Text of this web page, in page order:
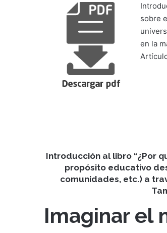
sobre
en la
Introducción al libro “¿Por
propósito educativo
comunidades, etc.) a
Imaginar el